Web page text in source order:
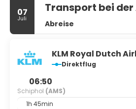
07
Juli
Transport bei der
Abreise
KLM Royal Dutch
Direktflug
06:50
Schiphol (AMS)
1h 45min